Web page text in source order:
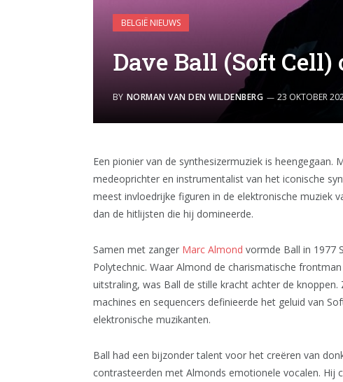
BELGIË NIEUWS
Dave Ball (Soft Cell)
BY NORMAN VAN DEN WILDENBERG 23 OKTOBER
Een pionier van de synthesizermuziek is
medeoprichter en instrumentalist van het iconische
meest invloedrijke figuren in de elektronische muziek
dan de hitlijsten die hij domineerde.
Samen met zanger Marc Almond vormde Ball in 1977
Polytechnic. Waar Almond de charismatische
uitstraling, was Ball de stille kracht achter de
machines en sequencers definieerde het geluid van
elektronische muzikanten.
Ball had een bijzonder talent voor het creëren van
contrasteerden met Almonds emotionele vocalen. Hij